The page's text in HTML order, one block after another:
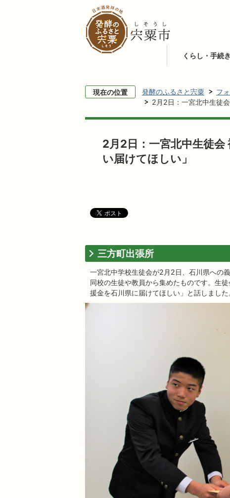
くらし・手続き
現在の位置 発酵のふるさと宍粟 フ
2月2日：一宮北中生徒
2月2日：一宮北中生徒会
い届けてほしい」
三方町出張所
一宮北中学校生徒会が2月2日、石川県への
同校の生徒や教員から集めたものです。生
援金を石川県に届けてほしい」と話しました